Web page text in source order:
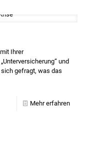
Ihrer
und
sich gefragt, was das
Mehr erfahren